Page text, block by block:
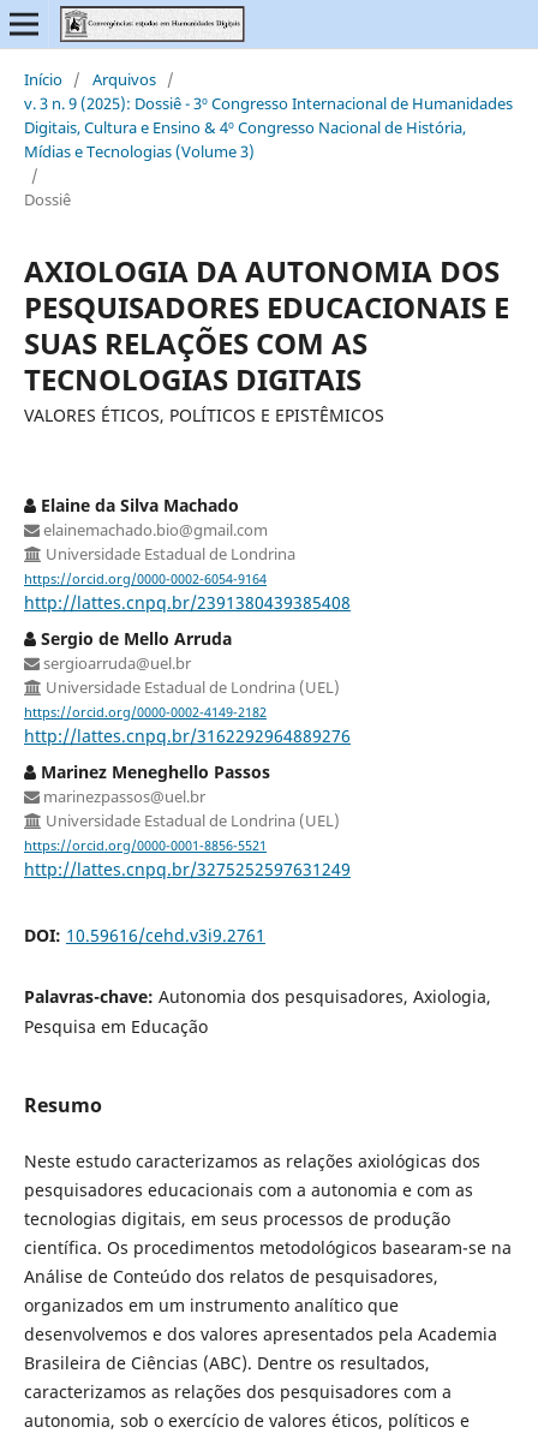
Início / Arquivos /
v. 3 n. 9 (2025): Dossiê - 3º Congresso Internacional de Humanidades
Digitais, Cultura e Ensino & 4º Congresso Nacional de História,
Mídias e Tecnologias (Volume 3)
/
Dossiê
AXIOLOGIA DA AUTONOMIA DOS
PESQUISADORES EDUCACIONAIS E
SUAS RELAÇÕES COM AS
TECNOLOGIAS DIGITAIS
VALORES ÉTICOS, POLÍTICOS E EPISTÊMICOS
Elaine da Silva Machado
elainemachado.bio@gmail.com
Universidade Estadual de Londrina
https://orcid.org/0000-0002-6054-9164
http://lattes.cnpq.br/2391380439385408
Sergio de Mello Arruda
sergioarruda@uel.br
Universidade Estadual de Londrina (UEL)
https://orcid.org/0000-0002-4149-2182
http://lattes.cnpq.br/3162292964889276
Marinez Meneghello Passos
marinezpassos@uel.br
Universidade Estadual de Londrina (UEL)
https://orcid.org/0000-0001-8856-5521
http://lattes.cnpq.br/3275252597631249
DOI: 10.59616/cehd.v3i9.2761
Palavras-chave: Autonomia dos pesquisadores, Axiologia,
Pesquisa em Educação
Resumo
Neste estudo caracterizamos as relações axiológicas dos
pesquisadores educacionais com a autonomia e com as
tecnologias digitais, em seus processos de produção
científica. Os procedimentos metodológicos basearam-se na
Análise de Conteúdo dos relatos de pesquisadores,
organizados em um instrumento analítico que
desenvolvemos e dos valores apresentados pela Academia
Brasileira de Ciências (ABC). Dentre os resultados,
caracterizamos as relações dos pesquisadores com a
autonomia, sob o exercício de valores éticos, políticos e